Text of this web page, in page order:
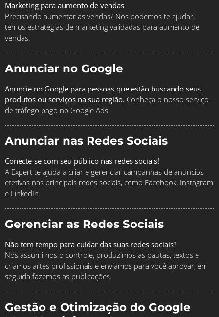
Marketing para aumento de vendas
Precisando aumentar as vendas? Nós podemos te ajudar,
temos estratégias de marketing validadas para aumento de
vendas.
Anunciar no Google
Anuncie no Google para pessoas que estão buscando seus
produtos ou serviços na sua região. Conheça o nosso serviço
de tráfego pago no Google Ads.
Anunciar nas Redes Sociais
Conecte-se com seu público nas redes sociais!
A Expert te ajuda a criar e gerenciar campanhas de anúncios
efetivas nas principais redes sociais, como Facebook, Instagram
e LinkedIn.
Gerenciar as Redes Sociais
Não tem tempo para cuidar das suas redes sociais?
Nós assumimos o controle, produzimos as pautas, textos e
criamos artes profissionais e enviamos para você aprovar, em
seguida fazemos as publicações.
Gestão e Otimização do Google